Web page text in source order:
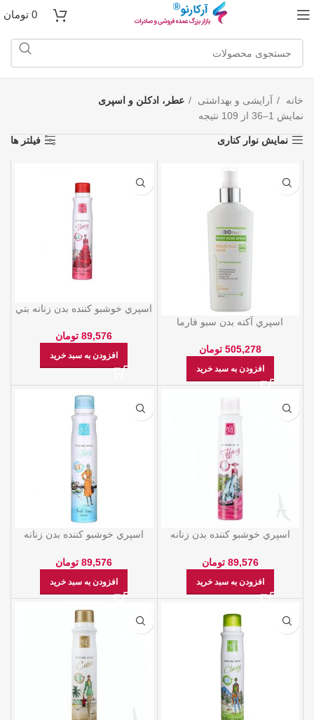
0 تومان
خانه آرایشی و بهداشتی
عطر، ادکلن و اسپری
نمایش 1–36 از 109 نتیجه
نمایش نوار کناری فیلتر ها
اسپري آکنه بدن سبو فارما
505,278 تومان
افزودن به سبد خرید
اسپري خوشبو کننده بدن زنانه بتي
89,576 تومان
افزودن به سبد خرید
اسپري خوشبو کننده بدن زنانه
89,576 تومان
افزودن به سبد خرید
اسپري خوشبو کننده بدن زنانه
89,576 تومان
افزودن به سبد خرید